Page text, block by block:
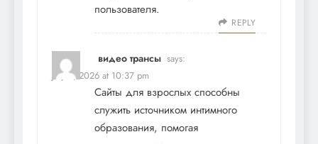
пользователя.
REPLY
видео трансы says:
July 8, 2026 at 10:37 pm
Сайты для взрослых способны
служить источником интимного
образования, помогая